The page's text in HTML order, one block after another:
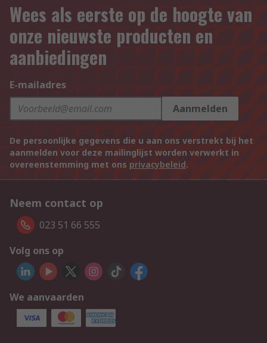
Wees als eerste op de hoogte van
onze nieuwste producten en
aanbiedingen
E-mailadres
Aanmelden
De persoonlijke gegevens die u aan ons verstrekt bij het
aanmelden voor deze mailinglijst worden verwerkt in
overeenstemming met ons privacybeleid.
Neem contact op
023 51 66 555
Volg ons op
We aanvaarden